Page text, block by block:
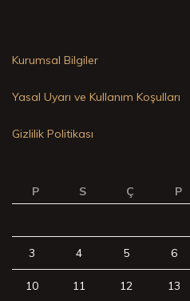
Kurumsal Bilgiler
Yasal Uyarı ve Kullanım Koşulları
Gizlilik Politikası
P S Ç P
3 4 5 6
10 11 12 13